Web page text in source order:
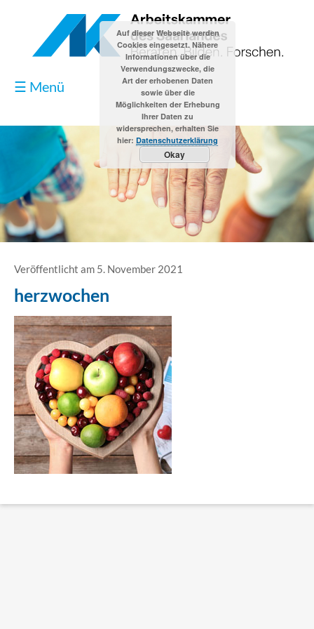
☰ Menü
Blog
Kontakt
Datenschutzerklärung
Erklärung Barrierefreiheit
Veröffentlicht am 5. November 2021
herzwochen
Auf dieser Webseite werden
Cookies eingesetzt. Nähere
Informationen über die
Verwendungszwecke, die
Art der erhobenen Daten
sowie über die
Möglichkeiten der Erhebung
Ihrer Daten zu
widersprechen, erhalten Sie
hier: Datenschutzerklärung
Okay